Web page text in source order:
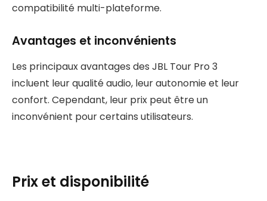
compatibilité multi-plateforme.
Avantages et inconvénients
Les principaux avantages des JBL Tour Pro 3
incluent leur qualité audio, leur autonomie et leur
confort. Cependant, leur prix peut être un
inconvénient pour certains utilisateurs.
Prix et disponibilité